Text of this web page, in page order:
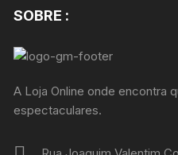
SOBRE :
A Loja Online onde encontra
espectaculares.